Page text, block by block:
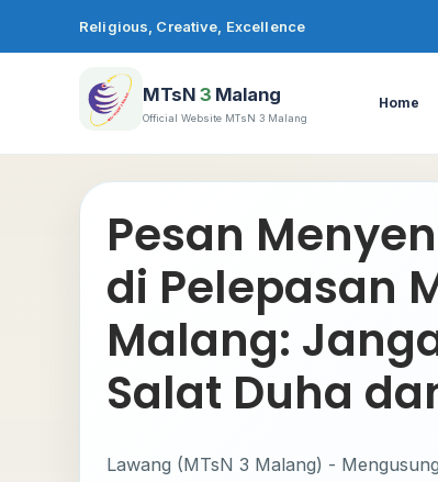
Religious, Creative, Excellence
MTsN 3 Malang
Official Website MTsN 3 Malang
Home
Pesan
di Pelepasan
Malang:
Salat Duha
Lawang (MTsN 3 Malang) -